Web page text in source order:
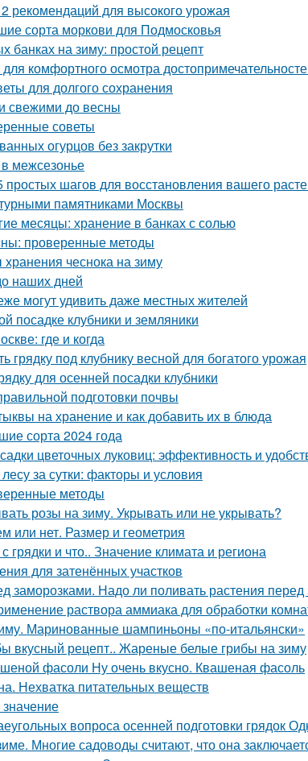
рекомендаций для высокого урожая
сорта моркови для Подмосковья
банках на зиму: простой рецепт
комфортного осмотра
для долгого сохранения
свежими до весны
советы
огурцов без закрутки
межсезонье
шагов для восстановления вашего
памятниками Москвы
месяцы: хранение в банках с солью
проверенные методы
чеснока на зиму
наших дней
могут удивить даже местных жителей
посадке клубники и земляники
где и когда
грядку под клубнику весной для богатого урожая
для осенней посадки клубники
подготовки почвы
на хранение и как добавить их в блюда
сорта 2024 года
цветочных луковиц: эффективность и
за сутки: факторы и условия
методы
розы на зиму. Укрывать или не укрывать?
или нет. Размер и геометрия
грядки и что.. Значение климата и региона
для затенённых участков
заморозками. Надо ли поливать растения перед
раствора аммиака для обработки
Маринованные шампиньоны «по-итальянски»
вкусный рецепт.. Жареные белые грибы на зиму
фасоли Ну очень вкусно. Квашеная фасоль
Нехватка питательных веществ
вопроса осенней подготовки грядок
Многие садоводы считают, что она